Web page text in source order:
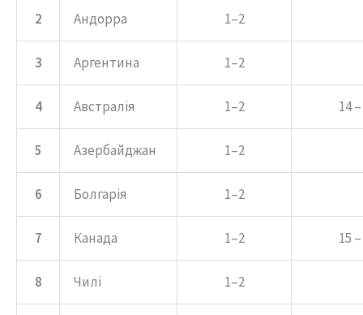
2 Андорра 1–2
3 Аргентина 1–2
4 Австралія 1–2 14
5 Азербайджан 1–2
6 Болгарія 1–2
7 Канада 1–2 15
8 Чилі 1–2